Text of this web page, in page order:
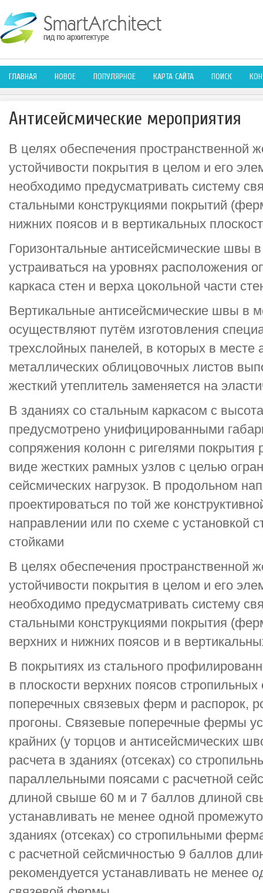
ГЛАВНАЯ НОВОЕ ПОПУЛЯРНОЕ КАРТА САЙТА ПОИСК
Антисейсмические мероприятия
В целях обеспечения пространственной
устойчивости покрытия в целом и его
необходимо предусматривать систему
стальными конструкциями покрытий
нижних поясов и в вертикальных
Горизонтальные антисейсмические швы
устраиваться на уровнях расположения
каркаса стен и верха цокольной части
Вертикальные антисейсмические швы в
осуществляют путём изготовления
трехслойных панелей, в которых в месте
металлических облицовочных листов
жесткий утеплитель заменяется на
В зданиях со стальным каркасом с
предусмотрено унифицированными
сопряжения колонн с ригелями покрытия
виде жестких рамных узлов с целью
сейсмических нагрузок. В продольном
проектироваться по той же
направлении или по схеме с установкой
стойками
В целях обеспечения пространственной
устойчивости покрытия в целом и его
необходимо предусматривать систему
стальными конструкциями покрытия
верхних и нижних поясов и в
В покрытиях из стального
в плоскости верхних поясов
поперечных связевых ферм и распорок,
прогоны. Связевые поперечные фермы
крайних (у торцов и антисейсмических
расчета в зданиях (отсеках) со
параллельными поясами с расчетной
длиной свыше 60 м и 7 баллов длиной
устанавливать не менее одной
зданиях (отсеках) со стропильными
с расчетной сейсмичностью 9 баллов
рекомендуется устанавливать не менее